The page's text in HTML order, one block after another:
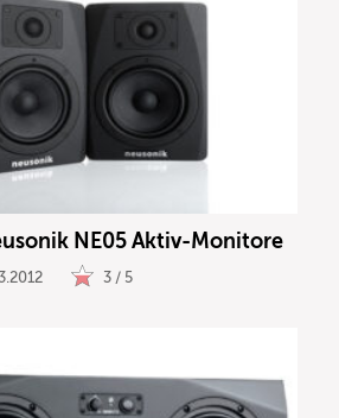
NE05 Aktiv-Monitore
3 / 5